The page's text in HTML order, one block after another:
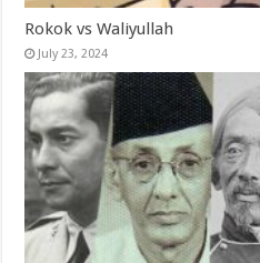
Rokok vs Waliyullah
July 23, 2024